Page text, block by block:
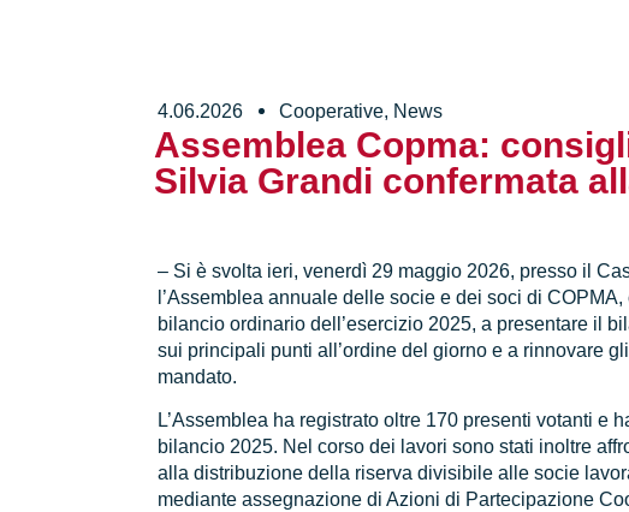
4.06.2026 Cooperative, News
Assemblea Copma:
Silvia Grandi confermata
– Si è svolta ieri, venerdì 29 maggio 2026, presso il
l’Assemblea annuale delle socie e dei soci di
bilancio ordinario dell’esercizio 2025, a presentare il
sui principali punti all’ordine del giorno e a rinnovare
mandato.
L’Assemblea ha registrato oltre 170 presenti votanti e
bilancio 2025. Nel corso dei lavori sono stati inoltre
alla distribuzione della riserva divisibile alle socie
mediante assegnazione di Azioni di Partecipazione